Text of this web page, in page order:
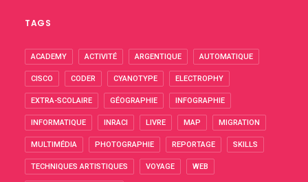
TAGS
ACADEMY ACTIVITÉ ARGENTIQUE AUTOMATIQUE
CISCO CODER CYANOTYPE ELECTROPHY
EXTRA-SCOLAIRE GÉOGRAPHIE INFOGRAPHIE
INFORMATIQUE INRACI LIVRE MAP MIGRATION
MULTIMÉDIA PHOTOGRAPHIE REPORTAGE SKILLS
TECHNIQUES ARTISTIQUES VOYAGE WEB